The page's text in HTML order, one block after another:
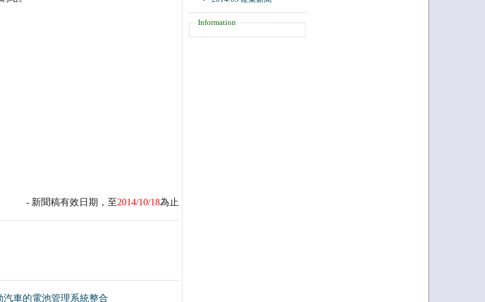
- 新聞稿有效日期，至2014/10/18為止
車的電池管理系統整合
Information